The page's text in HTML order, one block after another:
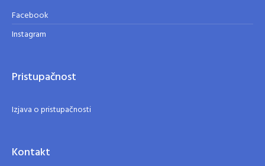
Facebook
Instagram
Pristupačnost
Izjava o pristupačnosti
Kontakt